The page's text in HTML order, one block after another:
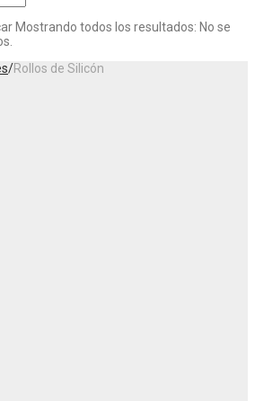
Mostrando todos los resultados: No se
/Rollos de Silicón